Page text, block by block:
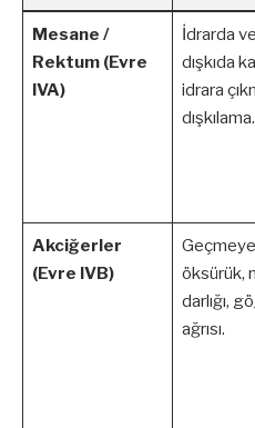
Mesane /
Rektum (Evre
IVA)
İdrarda
dışkıda
idrara
dışkılama.
Akciğerler
(Evre IVB)
öksürük,
darlığı,
ağrısı.